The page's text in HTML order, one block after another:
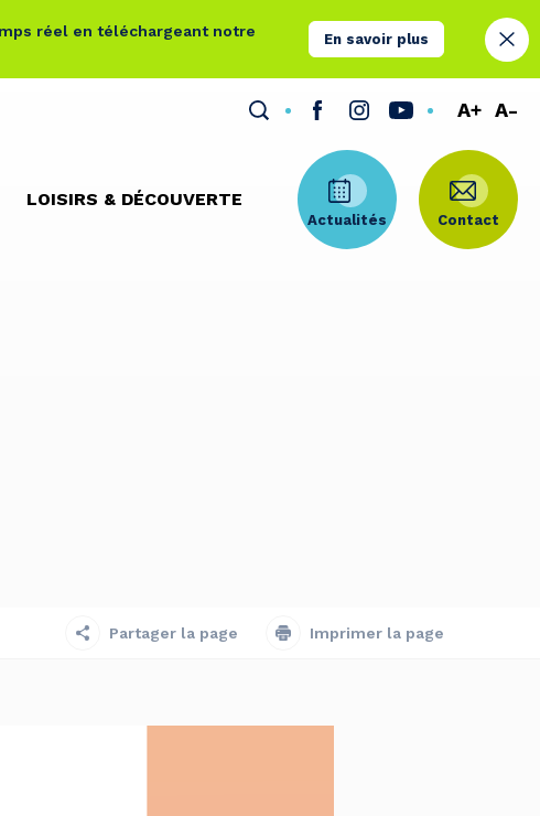
réel en téléchargeant notre
En savoir plus
LOISIRS & DÉCOUVERTE
Actualités Contact
A+ A-
Partager la page Imprimer la page